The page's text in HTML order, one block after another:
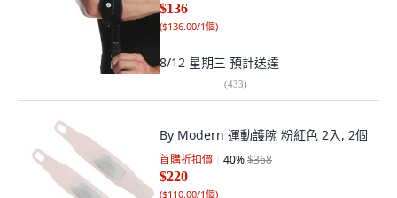
$136
($136.00/1個)
8/12 星期三 預計送達
(433)
By Modern 運動護腕 粉紅色 2入, 2個
首購折扣價 40%$368
$220
($110.00/1個)